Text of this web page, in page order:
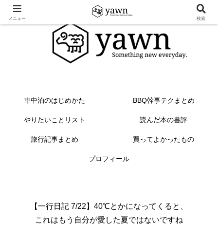
車中泊のはじめかた BBQ幹事テクまとめ
やりたいことリスト 読んだ本の書評
旅行記事まとめ 買ってよかったもの
プロフィール
【一行日記 7/22】40℃とかになってくると、
これはもう自分が愛した夏ではないですね
メニュー 検索